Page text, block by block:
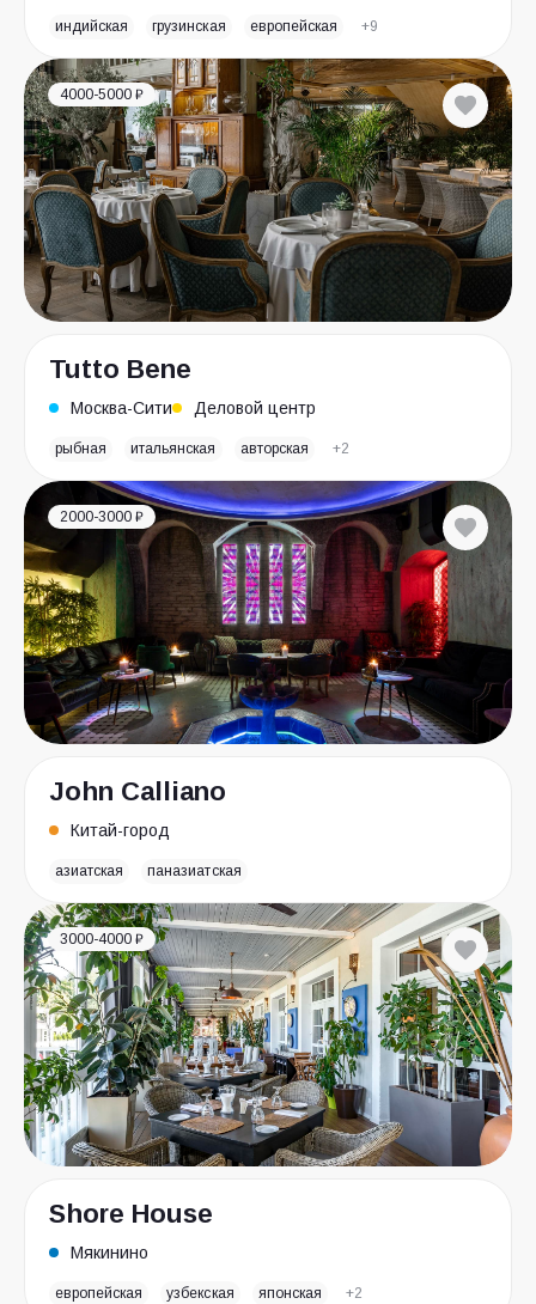
индийская грузинская европейская +9
4000-5000 ₽
Tutto Bene
Москва-Сити Деловой центр
рыбная итальянская авторская +2
2000-3000 ₽
John Calliano
Китай-город
азиатская паназиатская
3000-4000 ₽
Shore House
Мякинино
европейская узбекская японская +2